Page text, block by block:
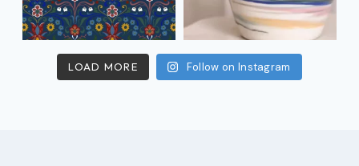
LOAD MORE Follow on Instagram